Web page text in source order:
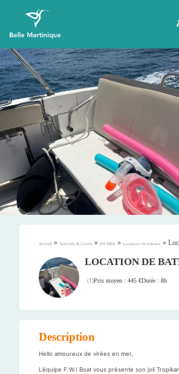
Accueil » Activités & Loisirs » EN MER » Locations de bateaux »
LOCATION DE
(1)Prix moyen : 445 €Durée : 8h
Description
Hello amoureux de virées en mer,
L’équipe F.W.I Boat vous présente son joli